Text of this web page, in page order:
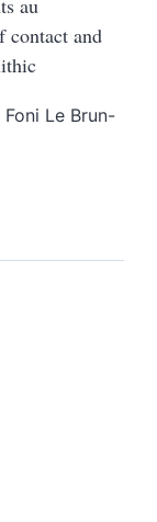
au
contact and
Foni Le Brun-